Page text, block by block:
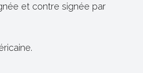
et contre signée par